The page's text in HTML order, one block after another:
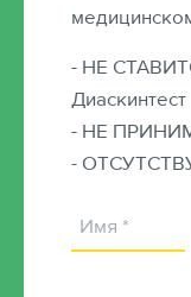
- НЕ
Диаскинтест
- НЕ
-